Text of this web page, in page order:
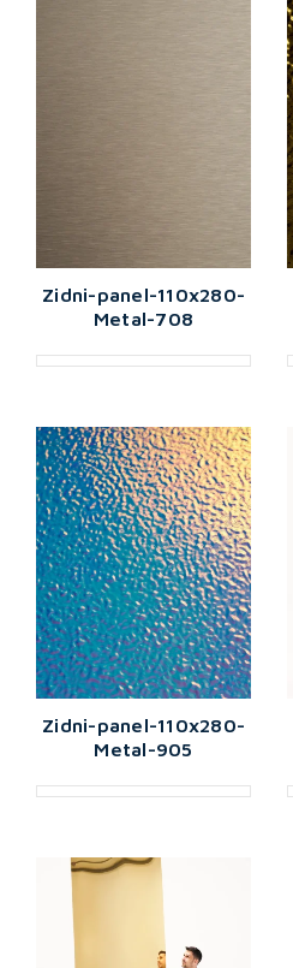
Zidni-panel-110x280-
Metal-708
Zidni-panel-110x280-
Metal-905